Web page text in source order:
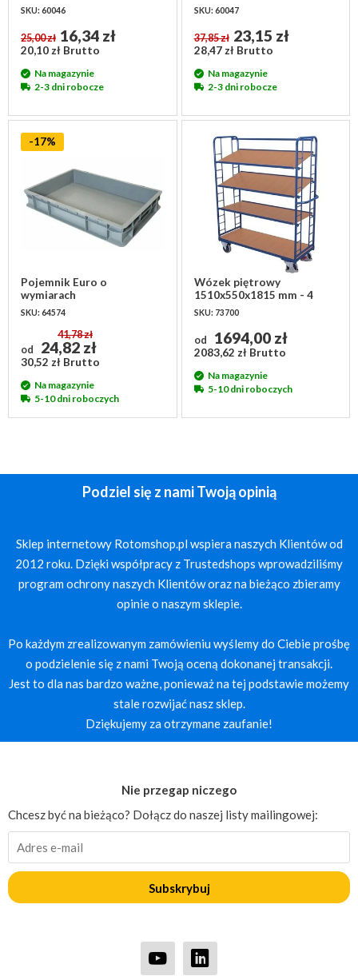
SKU: 60046
25,00 zł 16,34 zł
20,10 zł Brutto
Na magazynie
2-3 dni robocze
SKU: 60047
37,85 zł 23,15 zł
28,47 zł Brutto
Na magazynie
2-3 dni robocze
-17%
Pojemnik Euro o
wymiarach
600x400x100mm -
SKU: 64574
od
41,78 zł
24,82 zł
30,52 zł Brutto
Na magazynie
5-10 dni roboczych
Wózek piętrowy
1510x550x1815 mm - 4
półki
SKU: 73700
od 1694,00 zł
2083,62 zł Brutto
Na magazynie
5-10 dni roboczych
Podziel się z nami Twoją opinią
Sklep internetowy Rotomshop.pl wspiera naszych Klientów od
2012 roku. Dzięki współpracy z Trustedshops wprowadziliśmy
program ochrony naszych Klientów oraz na bieżąco zbieramy
opinie o naszym sklepie.
Po każdym zrealizowanym zamówieniu wyślemy do Ciebie prośbę
o podzielenie się z nami Twoją oceną dokonanej transakcji.
Jest to dla nas bardzo ważne, ponieważ na tej podstawie możemy
stale rozwijać nasz sklep.
Dziękujemy za otrzymane zaufanie!
Nie przegap niczego
Chcesz być na bieżąco? Dołącz do naszej listy mailingowej:
Subskrybuj